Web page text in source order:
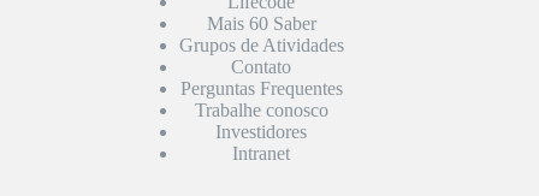
Mais 60 Saber
Grupos de Atividades
Contato
Perguntas Frequentes
Trabalhe conosco
Investidores
Intranet